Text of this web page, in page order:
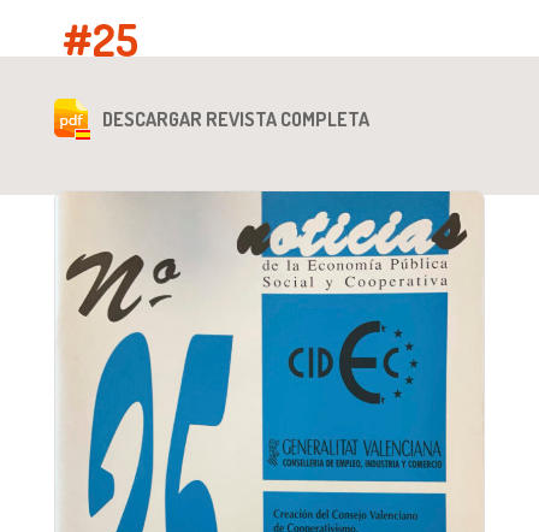
#25
DESCARGAR REVISTA COMPLETA